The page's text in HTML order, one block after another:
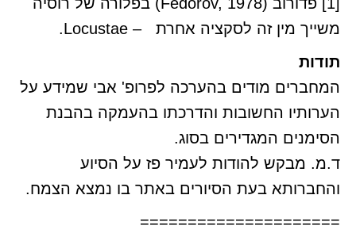
משייך מין זה לסקציה אחרת – Locustae.
תודות
המחברים מודים בהערכה לפרופ' אבי שמידע על
הערותיו החשובות והדרכתו בהעמקה בהבנת
הסימנים המגדירים בסוג.
ד.מ. מבקש להודות לעמיר פז על הסיוע
והחברותא בעת הסיורים באתר בו נמצא הצמח.
=====================